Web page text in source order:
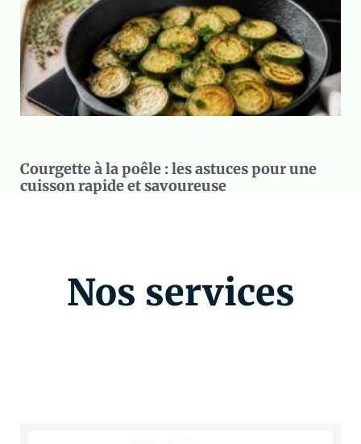
Courgette à la poêle : les astuces pour une
cuisson rapide et savoureuse
Nos services